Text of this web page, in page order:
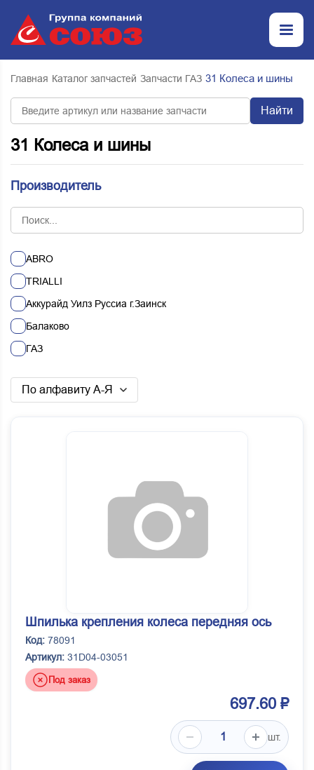
Главная Каталог запчастей Запчасти ГАЗ 31 Колеса и шины
Найти
31 Колеса и шины
Производитель
ABRO
TRIALLI
Аккурайд Уилз Руссиа г.Заинск
Балаково
ГАЗ
ООО ОКБ-АНТ
По алфавиту А-Я
Шпилька крепления колеса передняя ось
Код: 78091
Артикул: 31D04-03051
Под заказ
697.60 ₽
шт.